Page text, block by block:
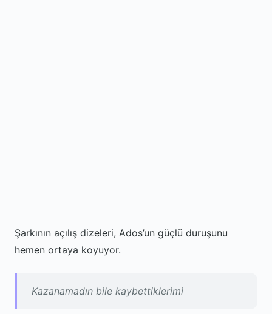
Şarkının açılış dizeleri, Ados’un güçlü duruşunu
hemen ortaya koyuyor.
Kazanamadın bile kaybettiklerimi